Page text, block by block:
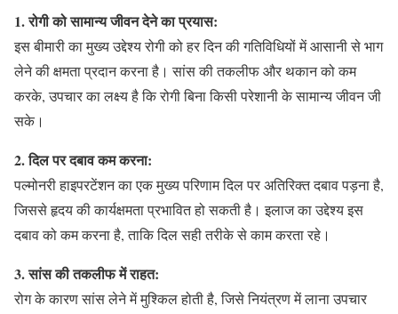
1. रोगी को सामान्य जीवन देने का प्रयास:
इस बीमारी का मुख्य उद्देश्य रोगी को हर दिन की गतिविधियों में आसानी से भाग
लेने की क्षमता प्रदान करना है। सांस की तकलीफ और थकान को कम
करके, उपचार का लक्ष्य है कि रोगी बिना किसी परेशानी के सामान्य जीवन जी
सके।
2. दिल पर दबाव कम करना:
पल्मोनरी हाइपरटेंशन का एक मुख्य परिणाम दिल पर अतिरिक्त दबाव पड़ना है,
जिससे हृदय की कार्यक्षमता प्रभावित हो सकती है। इलाज का उद्देश्य इस
दबाव को कम करना है, ताकि दिल सही तरीके से काम करता रहे।
3. सांस की तकलीफ में राहत:
रोग के कारण सांस लेने में मुश्किल होती है, जिसे नियंत्रण में लाना उपचार